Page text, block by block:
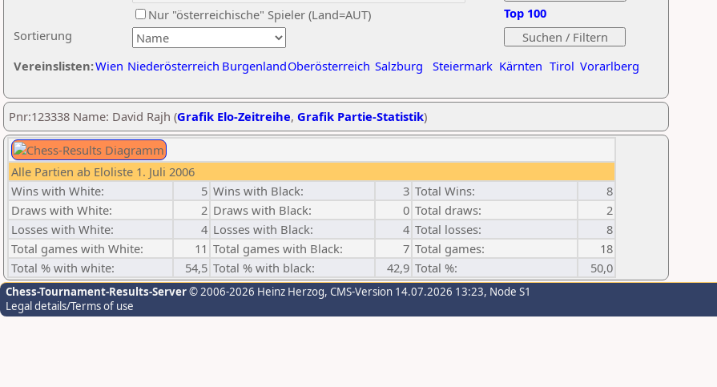
Sortierung
Nur "österreichische" Spieler (Land=AUT)
Vereinslisten:Wien Niederösterreich BurgenlandOberösterreich Salzburg Steiermark Kärnten Tirol Vorarlberg
Top 100
Pnr:123338 Name: David Rajh (Grafik Elo-Zeitreihe, Grafik Partie-Statistik)
Alle Partien ab Eloliste 1. Juli 2006
Wins with White:
5 Wins with Black: 3 Total Wins:
8
Draws with White:
2 Draws with Black: 0 Total draws:
2
Losses with White:
4 Losses with Black: 4 Total losses:
8
Total games with White:
11 Total games with Black: 7 Total games:
18
Total % with white:
54,5 Total % with black: 42,9 Total %: 50,0
Chess-Tournament-Results-Server© 2006-2026 Heinz Herzog, CMS-Version 14.07.2026 13:23, Node S1
Legal details/Terms of use